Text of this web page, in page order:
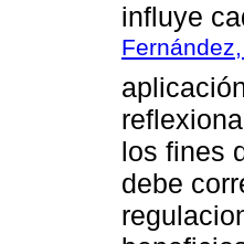
influye
los fines
debe